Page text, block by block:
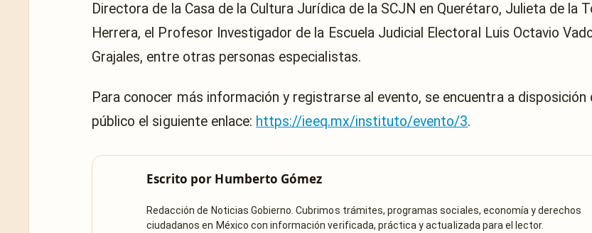
Directora de la Casa de la Cultura Jurídica de la SCJN en Querétaro, Julieta de la
Herrera, el Profesor Investigador de la Escuela Judicial Electoral Luis Octavio
Grajales, entre otras personas especialistas.
Para conocer más información y registrarse al evento, se encuentra a disposición
público el siguiente enlace: https://ieeq.mx/instituto/evento/3.
Escrito por Humberto Gómez
Redacción de Noticias Gobierno. Cubrimos trámites, programas sociales, economía y derechos
ciudadanos en México con información verificada, práctica y actualizada para el lector.